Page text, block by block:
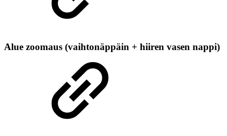
Alue zoomaus (vaihtonäppäin + hiiren vasen nappi)